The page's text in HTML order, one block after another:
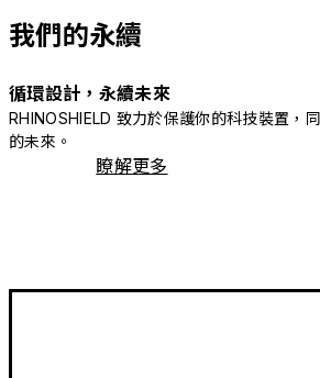
我們的永續
循環設計，永續未來
RHINOSHIELD 致力於保護你的科技裝置，
的未來。
瞭解更多